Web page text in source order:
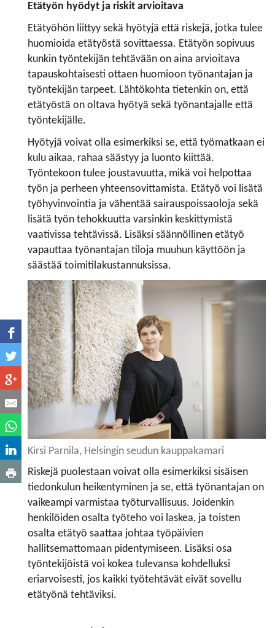
Etätyön hyödyt ja riskit arvioitava
Etätyöhön liittyy sekä hyötyjä että riskejä, jotka tulee
huomioida etätyöstä sovittaessa. Etätyön sopivuus
kunkin työntekijän tehtävään on aina arvioitava
tapauskohtaisesti ottaen huomioon työnantajan ja
työntekijän tarpeet. Lähtökohta tietenkin on, että
etätyöstä on oltava hyötyä sekä työnantajalle että
työntekijälle.
Hyötyjä voivat olla esimerkiksi se, että työmatkaan ei
kulu aikaa, rahaa säästyy ja luonto kiittää.
Työntekoon tulee joustavuutta, mikä voi helpottaa
työn ja perheen yhteensovittamista. Etätyö voi lisätä
työhyvinvointia ja vähentää sairauspoissaoloja sekä
lisätä työn tehokkuutta varsinkin keskittymistä
vaativissa tehtävissä. Lisäksi säännöllinen etätyö
vapauttaa työnantajan tiloja muuhun käyttöön ja
säästää toimitilakustannuksissa.
Kirsi Parnila, Helsingin seudun kauppakamari
Riskejä puolestaan voivat olla esimerkiksi sisäisen
tiedonkulun heikentyminen ja se, että työnantajan on
vaikeampi varmistaa työturvallisuus. Joidenkin
henkilöiden osalta työteho voi laskea, ja toisten
osalta etätyö saattaa johtaa työpäivien
hallitsemattomaan pidentymiseen. Lisäksi osa
työntekijöistä voi kokea tulevansa kohdelluksi
eriarvoisesti, jos kaikki työtehtävät eivät sovellu
etätyönä tehtäviksi.